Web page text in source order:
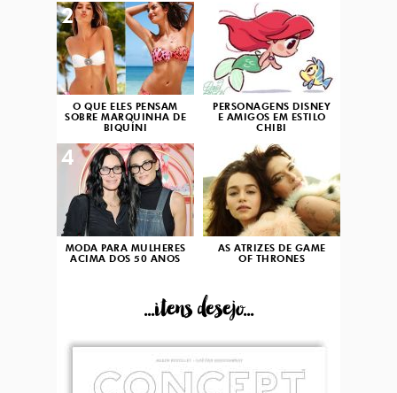
O QUE ELES PENSAM
SOBRE MARQUINHA DE
BIQUÍNI
2
PERSONAGENS DISNEY
E AMIGOS EM ESTILO
CHIBI
3
MODA PARA MULHERES
ACIMA DOS 50 ANOS
4
AS ATRIZES DE GAME
OF THRONES
...itens desejo...